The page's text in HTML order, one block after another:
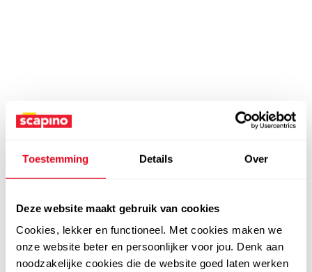
Toestemming Details Over
Deze website maakt gebruik van cookies
Cookies, lekker en functioneel. Met cookies maken we
onze website beter en persoonlijker voor jou. Denk aan
noodzakelijke cookies die de website goed laten werken